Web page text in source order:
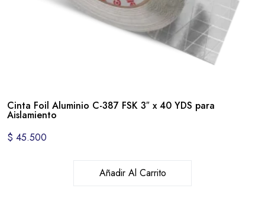
Cinta Foil Aluminio C-387 FSK 3″ x 40 YDS para
Aislamiento
$ 45.500
Añadir Al Carrito